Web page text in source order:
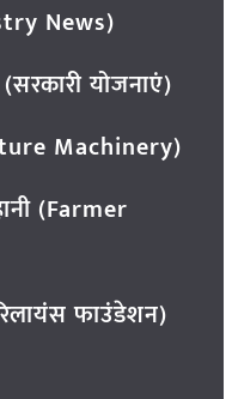
News)
योजनाएं)
Machinery)
(Farmer
फाउंडेशन)